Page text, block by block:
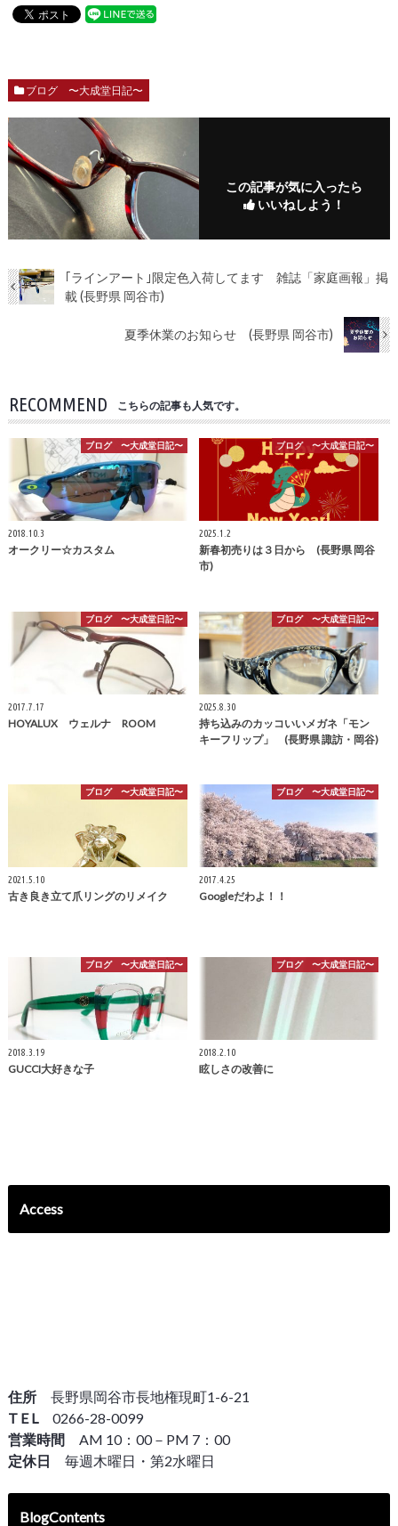
ブログ 〜大成堂日記〜
この記事が気に入ったら
いいねしよう！
｢ラインアート｣限定色入荷してます 雑誌「家庭画報」掲
載 (長野県 岡谷市)
夏季休業のお知らせ (長野県 岡谷市)
RECOMMEND こちらの記事も人気です。
ブログ 〜大成堂日記〜
2018.10.3
オークリー☆カスタム
ブログ 〜大成堂日記〜
2025.1.2
新春初売りは３日から (長野県 岡谷
市)
ブログ 〜大成堂日記〜
2017.7.17
HOYALUX ウェルナ ROOM
ブログ 〜大成堂日記〜
2025.8.30
持ち込みのカッコいいメガネ「モン
キーフリップ」 (長野県 諏訪・岡谷)
ブログ 〜大成堂日記〜
2021.5.10
古き良き立て爪リングのリメイク
ブログ 〜大成堂日記〜
2017.4.25
Googleだわよ！！
ブログ 〜大成堂日記〜
2018.3.19
GUCCI大好きな子
ブログ 〜大成堂日記〜
2018.2.10
眩しさの改善に
Access
住所 長野県岡谷市長地権現町1-6-21
T E L 0266-28-0099
営業時間 AM 10：00－PM 7：00
定休日
毎週木曜日・第2水曜日
BlogContents